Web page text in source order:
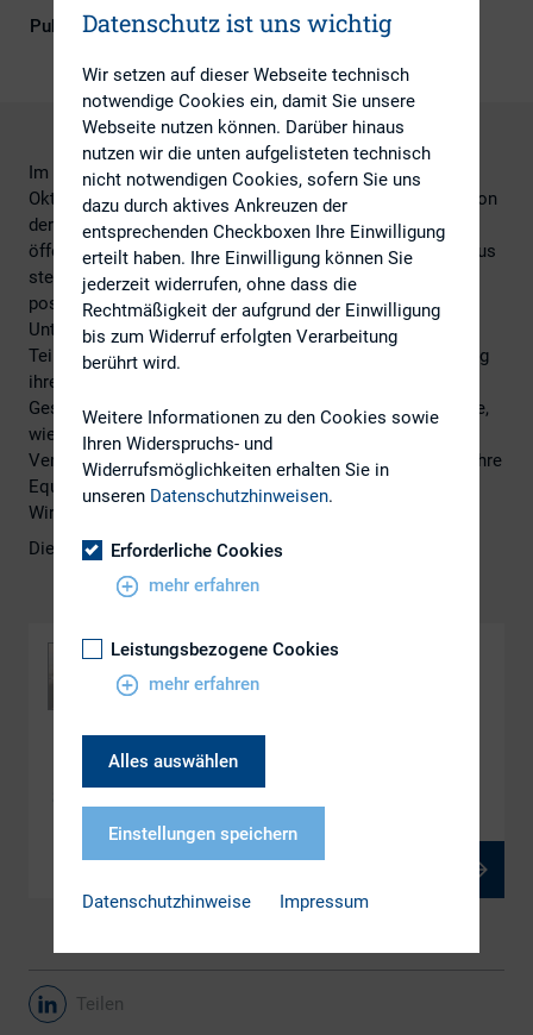
Publikationsform
DIRK-Publikationen
Im Rahmen der DIRK-Mitgliederversammlung am 10.
Oktober 2025 führten Julia Becker und Stefan Maassen von
der Deutschen Börse einen Workshop durch, der das
öffentliche Narrativ rund um den Kapitalmarkt in den Fokus
stellte. Die Referenten zeigten auf, wie dieses Narrativ
positiv beeinflusst werden kann und welche Rolle
Unternehmen dabei spielen können.
Teilnehmende erhielten praxisnahe Impulse zur Steigerung
ihrer Sichtbarkeit am Kapitalmarkt und zur aktiven
Gestaltung ihrer Wahrnehmung. Der Workshop vermittelte,
wie die Deutsche Börse mit gezielten
Vermarktungsstrategien unterstützt und wie Emittenten ihre
Equity Story dort platzieren können, wo sie die größte
Wirkung entfaltet.
Die Präsentation finden Sie hier:
DOWNLOAD
Sichtbarkeit am Kapitalmarkt
Teilen
Datenschutz ist uns wichtig
Wir setzen auf dieser Webseite technisch
notwendige Cookies ein, damit Sie unsere
Webseite nutzen können. Darüber hinaus
nutzen wir die unten aufgelisteten technisch
nicht notwendigen Cookies, sofern Sie uns
dazu durch aktives Ankreuzen der
entsprechenden Checkboxen Ihre Einwilligung
erteilt haben. Ihre Einwilligung können Sie
jederzeit widerrufen, ohne dass die
Rechtmäßigkeit der aufgrund der Einwilligung
bis zum Widerruf erfolgten Verarbeitung
berührt wird.
Weitere Informationen zu den Cookies sowie
Ihren Widerspruchs- und
Widerrufsmöglichkeiten erhalten Sie in
unseren Datenschutzhinweisen.
Erforderliche Cookies
mehr erfahren
Leistungsbezogene Cookies
mehr erfahren
Alles auswählen
Einstellungen speichern
Datenschutzhinweise Impressum